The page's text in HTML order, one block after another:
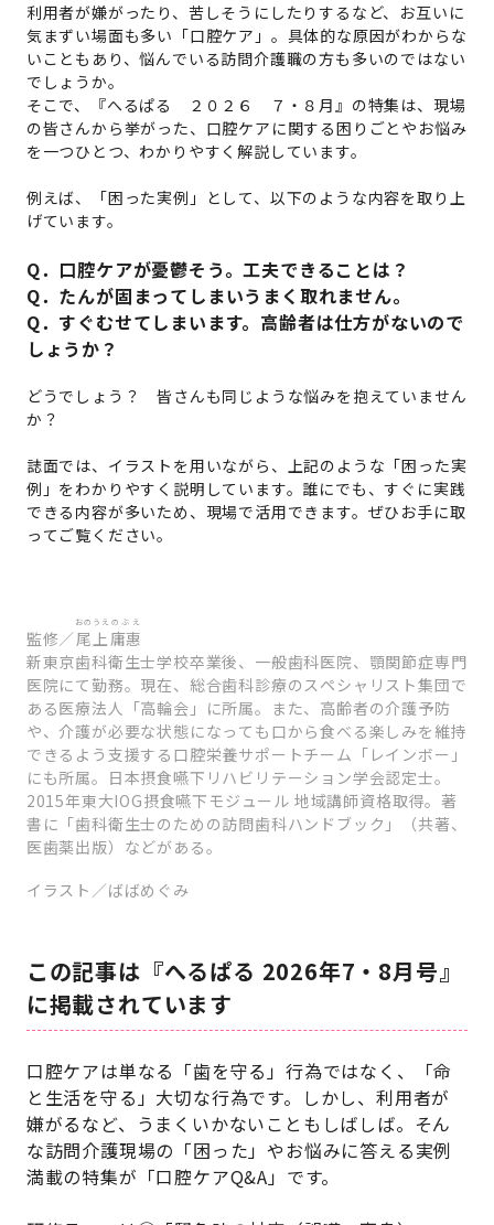
利用者が嫌がったり、苦しそうにしたりするなど、お互いに
気まずい場面も多い「口腔ケア」。具体的な原因がわからな
いこともあり、悩んでいる訪問介護職の方も多いのではない
でしょうか。
そこで、『へるぱる ２０２６ ７・８月』の特集は、現場
の皆さんから挙がった、口腔ケアに関する困りごとやお悩み
を一つひとつ、わかりやすく解説しています。
例えば、「困った実例」として、以下のような内容を取り上
げています。
Q．口腔ケアが憂鬱そう。工夫できることは？
Q．たんが固まってしまいうまく取れません。
Q．すぐむせてしまいます。高齢者は仕方がないので
しょうか？
どうでしょう？ 皆さんも同じような悩みを抱えていません
か？
誌面では、イラストを用いながら、上記のような「困った実
例」をわかりやすく説明しています。誰にでも、すぐに実践
できる内容が多いため、現場で活用できます。ぜひお手に取
ってご覧ください。
監修／尾上
おのうえ
庸惠
のぶえ
新東京歯科衛生士学校卒業後、一般歯科医院、顎関節症専門
医院にて勤務。現在、総合歯科診療のスペシャリスト集団で
ある医療法人「高輪会」に所属。また、高齢者の介護予防
や、介護が必要な状態になっても口から食べる楽しみを維持
できるよう支援する口腔栄養サポートチーム「レインボー」
にも所属。日本摂食嚥下リハビリテーション学会認定士。
2015年東大IOG摂食嚥下モジュール 地域講師資格取得。著
書に「歯科衛生士のための訪問歯科ハンドブック」（共著、
医歯薬出版）などがある。
イラスト／ばばめぐみ
この記事は『へるぱる 2026年7・8月号』
に掲載されています
口腔ケアは単なる「歯を守る」行為ではなく、「命
と生活を守る」大切な行為です。しかし、利用者が
嫌がるなど、うまくいかないこともしばしば。そん
な訪問介護現場の「困った」やお悩みに答える実例
満載の特集が「口腔ケアQ&A」です。